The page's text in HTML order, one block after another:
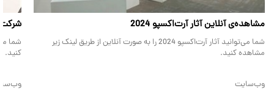
مشاهده‌ی آنلاین آثار آرت‌اکسپو 2024
شما می‌توانید آثار آرت‌اکسپو 2024 را به صورت آنلاین از طریق لینک زیر
مشاهده کنید.
وب‌سایت
کنید.